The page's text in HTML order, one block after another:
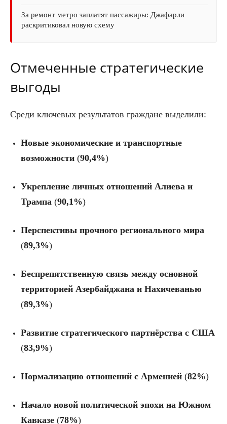
За ремонт метро заплатят пассажиры: Джафарли
раскритиковал новую схему
Отмеченные стратегические
выгоды
Среди ключевых результатов граждане выделили:
Новые экономические и транспортные
возможности (90,4%)
Укрепление личных отношений Алиева и
Трампа (90,1%)
Перспективы прочного регионального мира
(89,3%)
Беспрепятственную связь между основной
территорией Азербайджана и Нахичеванью
(89,3%)
Развитие стратегического партнёрства с США
(83,9%)
Нормализацию отношений с Арменией (82%)
Начало новой политической эпохи на Южном
Кавказе (78%)